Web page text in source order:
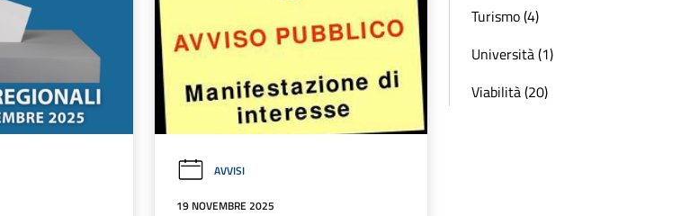
AVVISI
19 NOVEMBRE 2025
Turismo (4)
Università (1)
Viabilità (20)